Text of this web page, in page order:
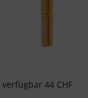
verfügbar 44 CHF